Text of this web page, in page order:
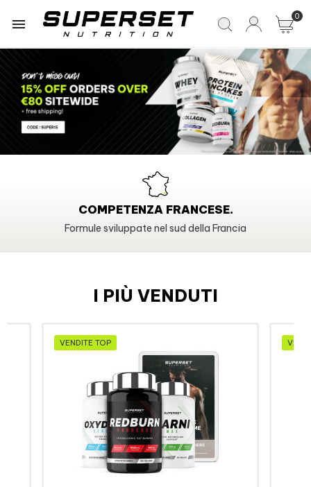
 0
FRANCESE.
nel sud della Francia
100%
Conforme alle
I PIÙ VENDUTI
VENDITE TOP